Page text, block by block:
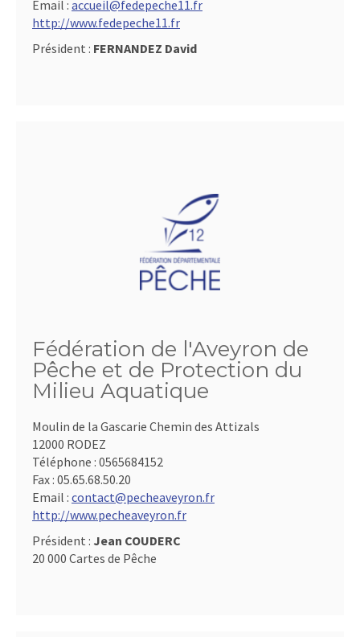
Email : accueil@fedepeche11.fr
http://www.fedepeche11.fr
Président : FERNANDEZ David
Fédération de l'Aveyron de
Pêche et de Protection du
Milieu Aquatique
Moulin de la Gascarie Chemin des Attizals
12000 RODEZ
Téléphone : 0565684152
Fax : 05.65.68.50.20
Email : contact@pecheaveyron.fr
http://www.pecheaveyron.fr
Président : Jean COUDERC
20 000 Cartes de Pêche